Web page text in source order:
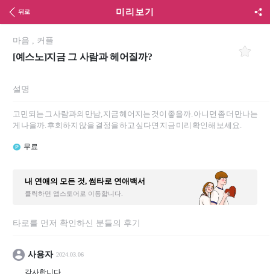
뒤로 미리보기
마음 , 커플
[예스노]지금 그 사람과 헤어질까?
설명
고민되는 그 사람과의 만남, 지금 헤어지는 것이 좋을까. 아니면 좀 더 만나는
게 나을까. 후회하지 않을 결정을 하고 싶다면 지금 미리 확인해 보세요.
무료
내 연애의 모든 것, 썸타로 연애백서
클릭하면 앱스토어로 이동합니다.
타로를 먼저 확인하신 분들의 후기
사용자 2024.03.06
감사합니다